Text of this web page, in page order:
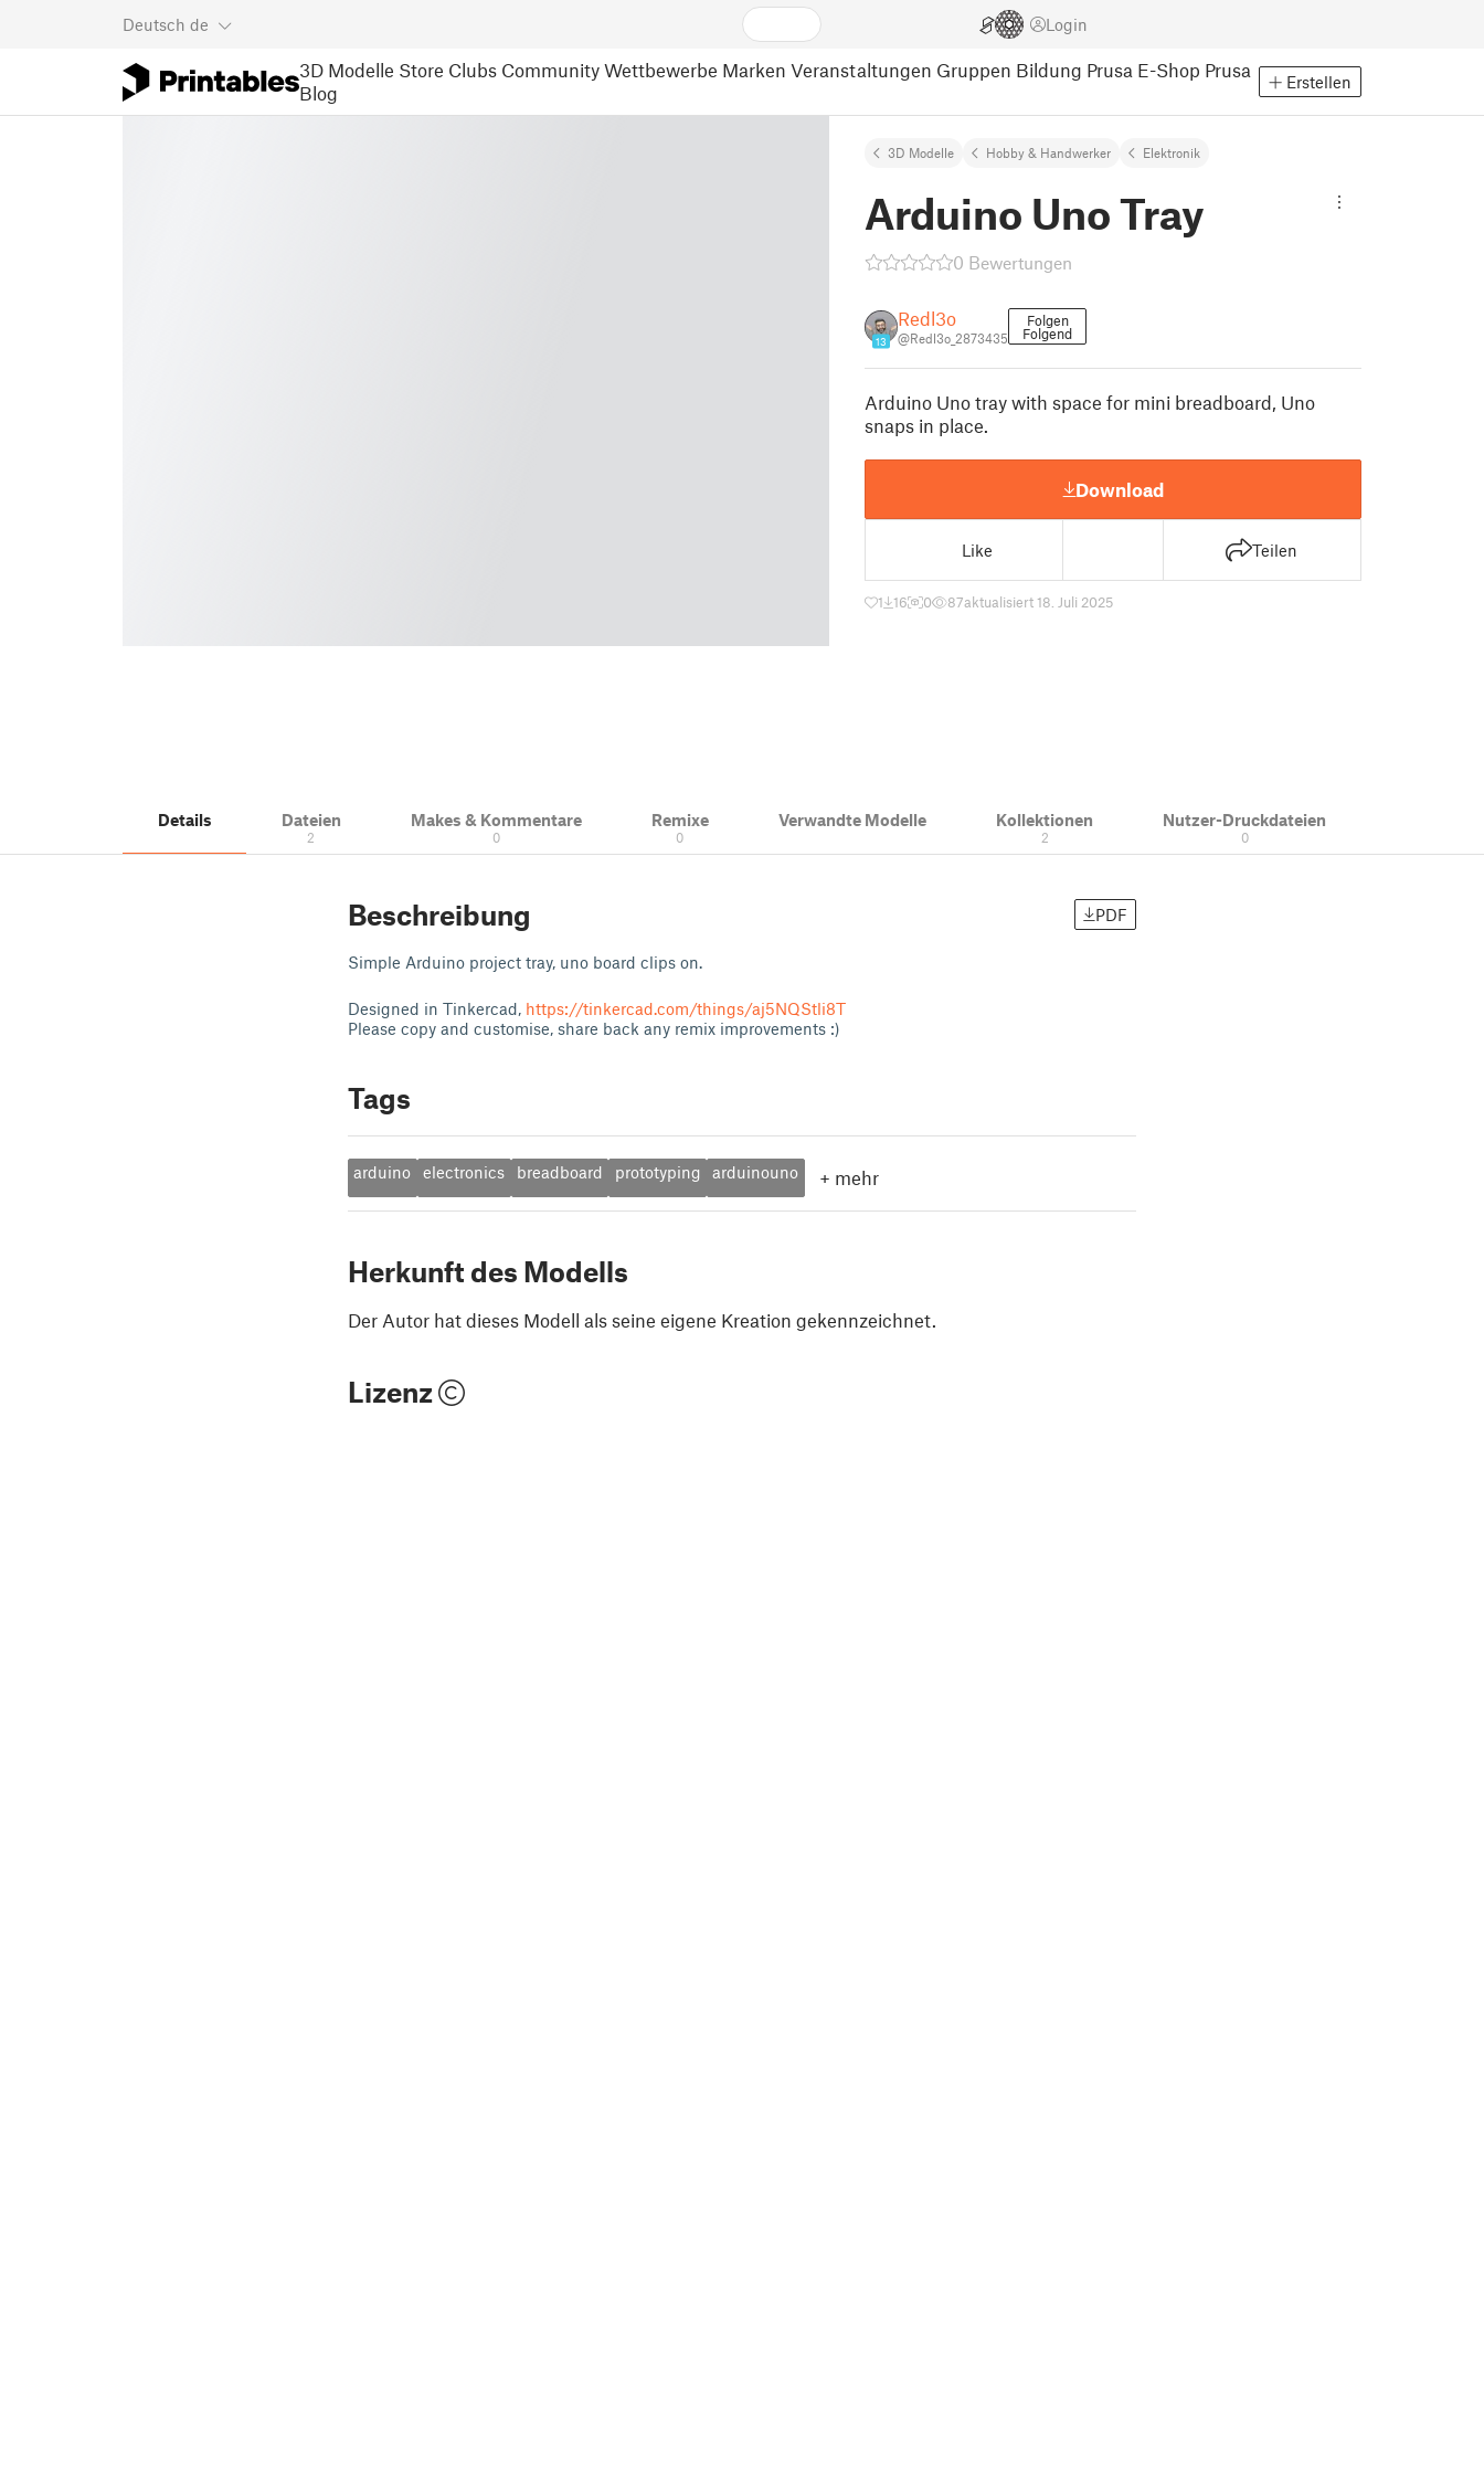
Deutsch de Login
3D Modelle Store Clubs Community Wettbewerbe Marken Veranstaltungen Gruppen Bildung Prusa E-Shop Prusa
Blog
Erstellen
3D Modelle Hobby & Handwerker Elektronik
Arduino Uno Tray
0 Bewertungen
13
Redl3o
@Redl3o_2873435
Folgen
Folgend
Arduino Uno tray with space for mini breadboard, Uno
snaps in place.
Download
Like Teilen
1 16 0 87aktualisiert 18. Juli 2025
Details Dateien
2
Makes & Kommentare
0
Remixe
0
Verwandte Modelle Kollektionen
2
Nutzer-Druckdateien
0
Beschreibung PDF
Simple Arduino project tray, uno board clips on.
Designed in Tinkercad, https://tinkercad.com/things/aj5NQStli8T
Please copy and customise, share back any remix improvements :)
Tags
arduino electronics breadboard prototyping arduinouno + mehr
Herkunft des Modells
Der Autor hat dieses Modell als seine eigene Kreation gekennzeichnet.
Lizenz